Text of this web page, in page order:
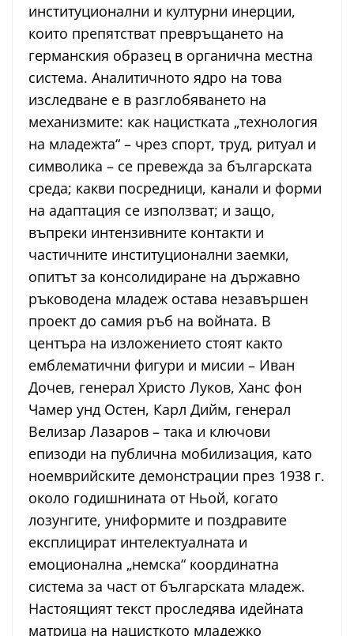
институционални и културни инерции,
които препятстват превръщането на
германския образец в органична местна
система. Аналитичното ядро на това
изследване е в разглобяването на
механизмите: как нацистката „технология
на младежта“ – чрез спорт, труд, ритуал и
символика – се превежда за българската
среда; какви посредници, канали и форми
на адаптация се използват; и защо,
въпреки интензивните контакти и
частичните институционални заемки,
опитът за консолидиране на държавно
ръководена младеж остава незавършен
проект до самия ръб на войната. В
центъра на изложението стоят както
емблематични фигури и мисии – Иван
Дочев, генерал Христо Луков, Ханс фон
Чамер унд Остен, Карл Дийм, генерал
Велизар Лазаров – така и ключови
епизоди на публична мобилизация, като
ноемврийските демонстрации през 1938 г.
около годишнината от Ньой, когато
лозунгите, униформите и поздравите
експлицират интелектуалната и
емоционална „немска“ координатна
система за част от българската младеж.
Настоящият текст проследява идейната
матрица на нацисткото младежко